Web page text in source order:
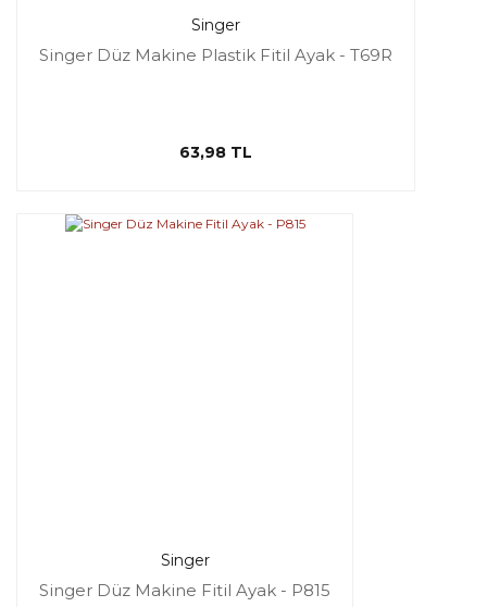
Singer
Singer Düz Makine Plastik Fitil Ayak - T69R
63,98 TL
Singer
Singer Düz Makine Fitil Ayak - P815